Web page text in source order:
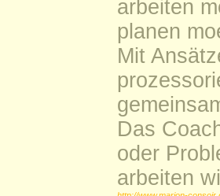
arbeiten
planen
Mit
Das
oder
arbeiten